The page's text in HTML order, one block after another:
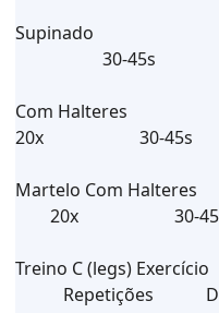
30-
Com
20x
Martelo
20x
Treino C
Repetições